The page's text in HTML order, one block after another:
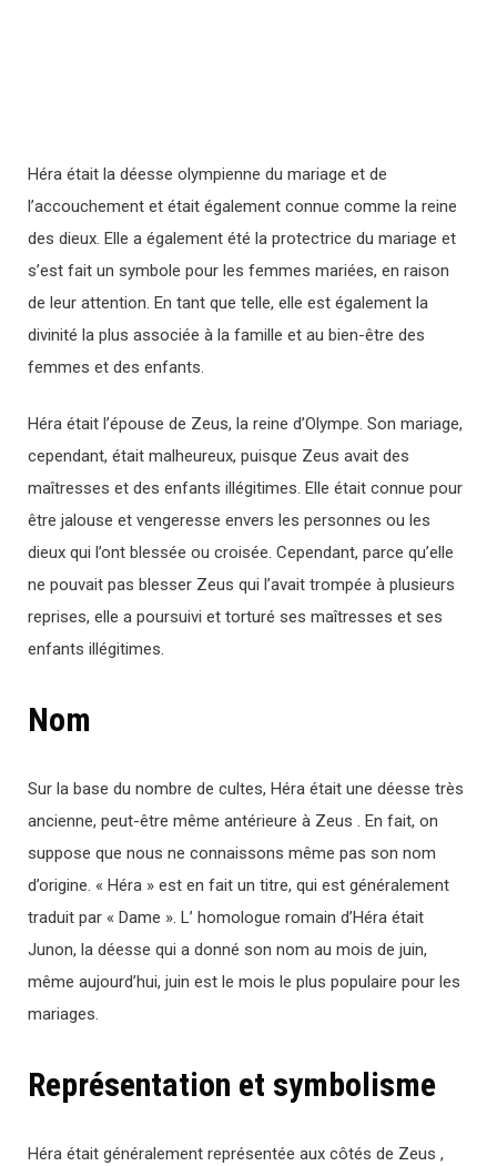
Héra était la déesse olympienne du mariage et de
l’accouchement et était également connue comme la reine
des dieux. Elle a également été la protectrice du mariage et
s’est fait un symbole pour les femmes mariées, en raison
de leur attention. En tant que telle, elle est également la
divinité la plus associée à la famille et au bien-être des
femmes et des enfants.
Héra était l’épouse de Zeus, la reine d’Olympe. Son mariage,
cependant, était malheureux, puisque Zeus avait des
maîtresses et des enfants illégitimes. Elle était connue pour
être jalouse et vengeresse envers les personnes ou les
dieux qui l’ont blessée ou croisée. Cependant, parce qu’elle
ne pouvait pas blesser Zeus qui l’avait trompée à plusieurs
reprises, elle a poursuivi et torturé ses maîtresses et ses
enfants illégitimes.
Nom
Sur la base du nombre de cultes, Héra était une déesse très
ancienne, peut-être même antérieure à Zeus . En fait, on
suppose que nous ne connaissons même pas son nom
d’origine. « Héra » est en fait un titre, qui est généralement
traduit par « Dame ». L’ homologue romain d’Héra était
Junon, la déesse qui a donné son nom au mois de juin,
même aujourd’hui, juin est le mois le plus populaire pour les
mariages.
Représentation et symbolisme
Héra était généralement représentée aux côtés de Zeus ,